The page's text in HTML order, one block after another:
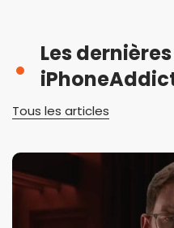
Les
Tous les articles